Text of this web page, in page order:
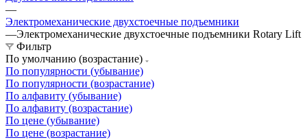
—
Электромеханические двухстоечные подъемники
—Электромеханические двухстоечные подъемники Rotary Lift
Фильтр
По умолчанию (возрастание)
По популярности (убывание)
По популярности (возрастание)
По алфавиту (убывание)
По алфавиту (возрастание)
По цене (убывание)
По цене (возрастание)